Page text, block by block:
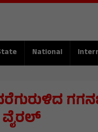
National
ವೈರಲ್